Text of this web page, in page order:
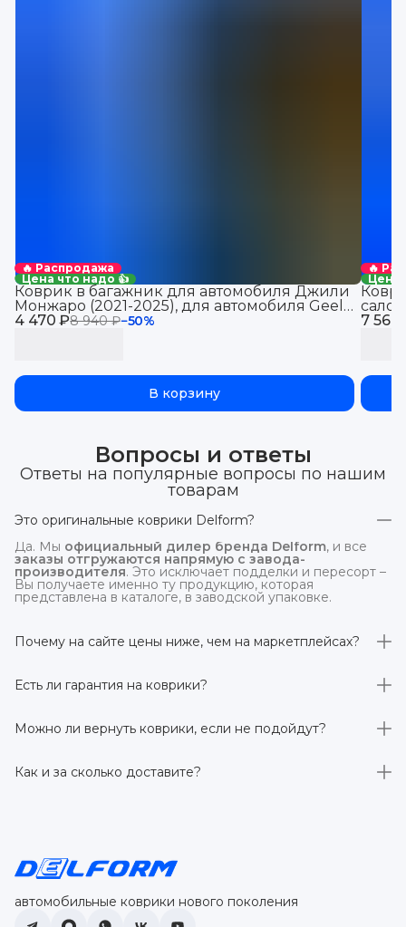
🔥 Распродажа
Цена что надо 👍
4 470 ₽8 940 ₽−50%
Коврик в багажник для автомобиля Джили
Монжаро (2021-2025), для автомобиля Geely
Monjaro, EVA 3D
В корзину
🔥
Цена
7 560
Вопросы и ответы
Ответы на популярные вопросы по нашим
товарам
Это оригинальные коврики Delform?
Да. Мы официальный дилер бренда Delform, и все
заказы отгружаются напрямую с завода-
производителя. Это исключает подделки и пересорт –
Вы получаете именно ту продукцию, которая
представлена в каталоге, в заводской упаковке.
Почему на сайте цены ниже, чем на маркетплейсах?
отгрузка идётнапрямую со склада производителя
без посредников.
Есть ли гарантия на коврики?
производителя 3 года. Если в течение этого срока
обнаружится производственный дефект – заменим
Можно ли вернуть коврики, если не подойдут?
заказанного дистанционно,без объяснения причин –
при условии сохранения товарного вида. Если коврик не
Как и за сколько доставите?
автомобильные коврики нового поколения